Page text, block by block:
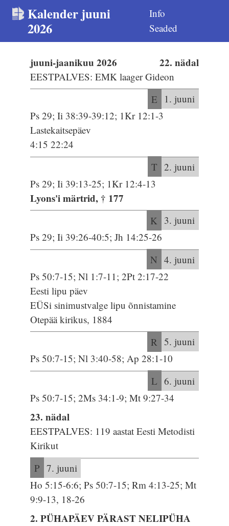
Kalender juuni
2026
Info
Seaded
22. nädal
juuni-jaanikuu 2026
EESTPALVES: EMK laager Gideon
E
1. juuni
Ps 29; Ii 38:39-39:12; 1Kr 12:1-3
Lastekaitsepäev
4:15 22:24
T 2. juuni
Ps 29; Ii 39:13-25; 1Kr 12:4-13
Lyons'i märtrid, † 177
K 3. juuni
Ps 29; Ii 39:26-40:5; Jh 14:25-26
N 4. juuni
Ps 50:7-15; Nl 1:7-11; 2Pt 2:17-22
Eesti lipu päev
EÜSi sinimustvalge lipu õnnistamine
Otepää kirikus, 1884
R 5. juuni
Ps 50:7-15; Nl 3:40-58; Ap 28:1-10
L 6. juuni
Ps 50:7-15; 2Ms 34:1-9; Mt 9:27-34
23. nädal
EESTPALVES: 119 aastat Eesti Metodisti
Kirikut
P 7. juuni
Ho 5:15-6:6; Ps 50:7-15; Rm 4:13-25; Mt
9:9-13, 18-26
2. PÜHAPÄEV PÄRAST NELIPÜHA